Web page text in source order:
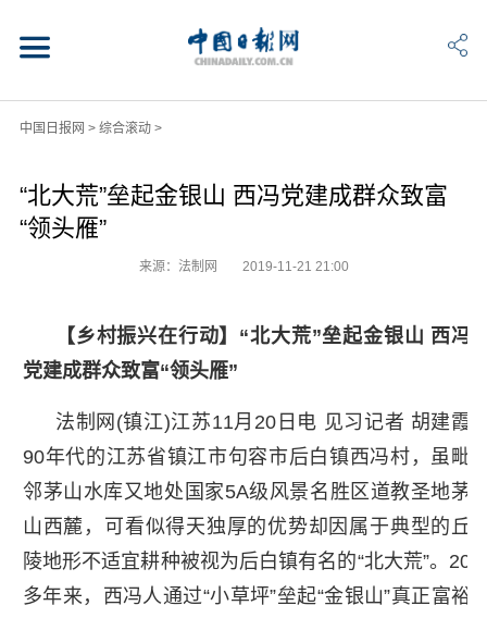
中国日报网 > 综合滚动>
“北大荒”垒起金银山 西冯党建成群众致富
“领头雁”
来源：法制网 2019-11-21 21:00
【乡村振兴在行动】“北大荒”垒起金银山 西冯
党建成群众致富“领头雁”
法制网(镇江)江苏11月20日电 见习记者 胡建霞
90年代的江苏省镇江市句容市后白镇西冯村，虽毗
邻茅山水库又地处国家5A级风景名胜区道教圣地茅
山西麓，可看似得天独厚的优势却因属于典型的丘
陵地形不适宜耕种被视为后白镇有名的“北大荒”。20
多年来，西冯人通过“小草坪”垒起“金银山”真正富裕